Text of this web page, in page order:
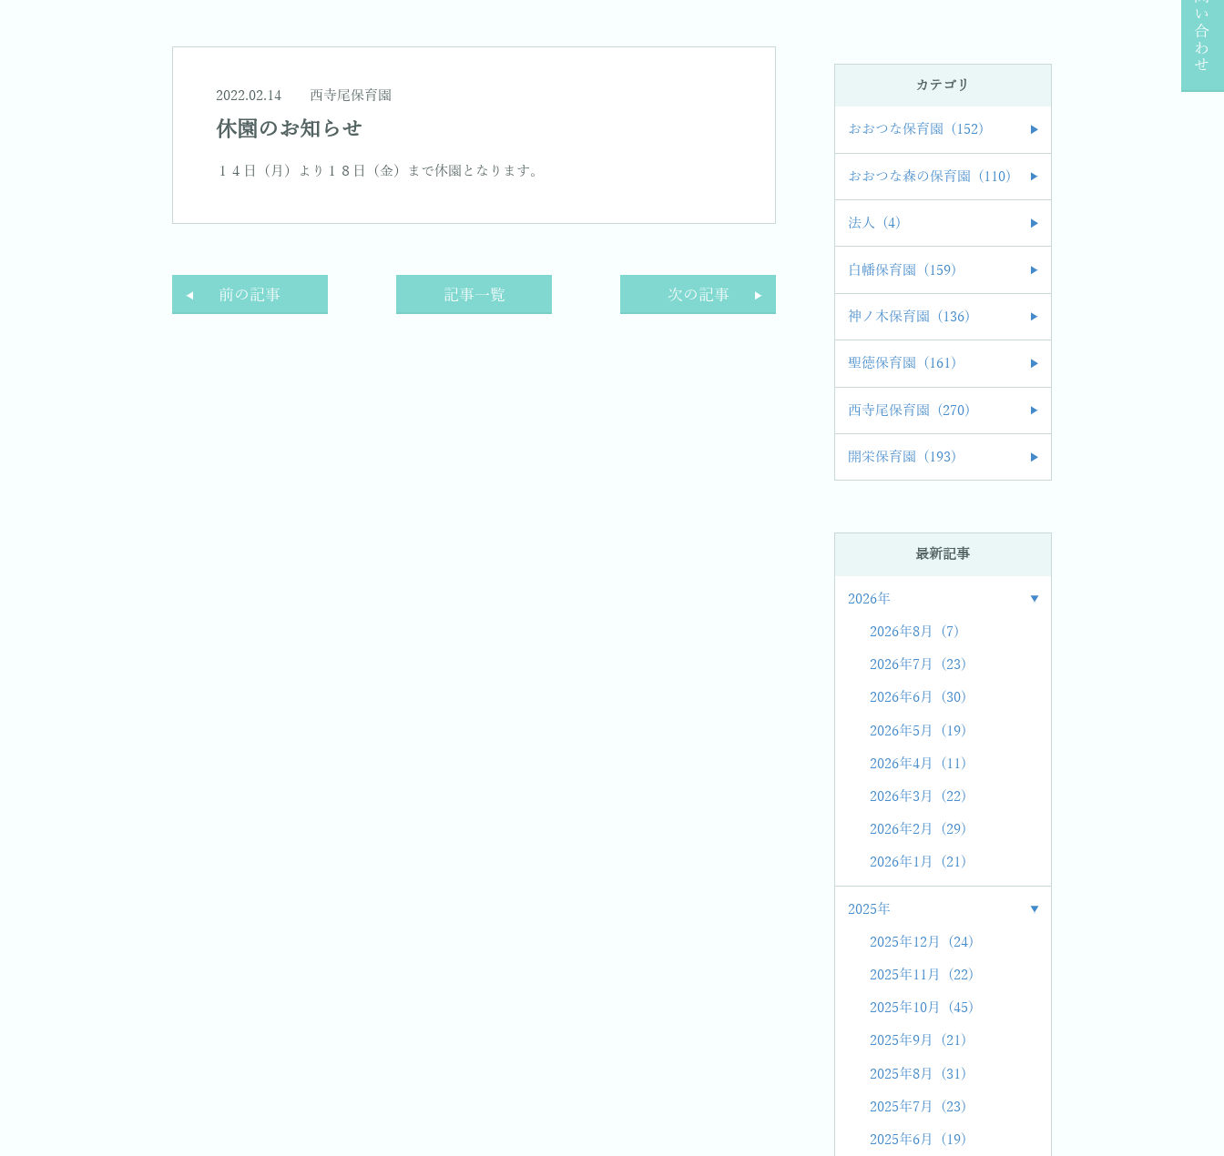
お問い合わせ
2022.02.14 西寺尾保育園
休園のお知らせ
１４日（月）より１８日（金）まで休園となります。
前の記事 記事一覧 次の記事
カテゴリ
おおつな保育園 (152)
おおつな森の保育園 (110)
法人 (4)
白幡保育園 (159)
神ノ木保育園 (136)
聖徳保育園 (161)
西寺尾保育園 (270)
開栄保育園 (193)
最新記事
2026年
2026年8月 (7)
2026年7月 (23)
2026年6月 (30)
2026年5月 (19)
2026年4月 (11)
2026年3月 (22)
2026年2月 (29)
2026年1月 (21)
2025年
2025年12月 (24)
2025年11月 (22)
2025年10月 (45)
2025年9月 (21)
2025年8月 (31)
2025年7月 (23)
2025年6月 (19)